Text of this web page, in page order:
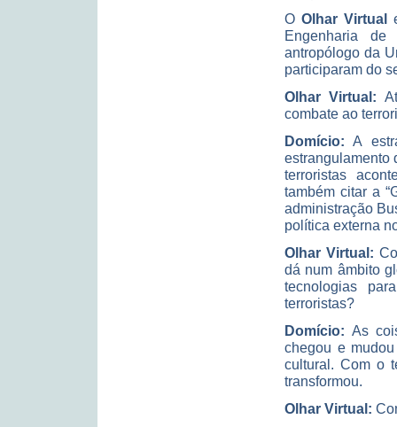
OOlhar Virtual
Engenharia
antropólogo da
participaram do
Olhar Virtual:
combate ao
Domício: A
estrangulamento
terroristas
também citar a
administração
política externa
Olhar Virtual:
dá num âmbito
tecnologias
terroristas?
Domício: As
chegou e
cultural. Com o
transformou.
Olhar Virtual: